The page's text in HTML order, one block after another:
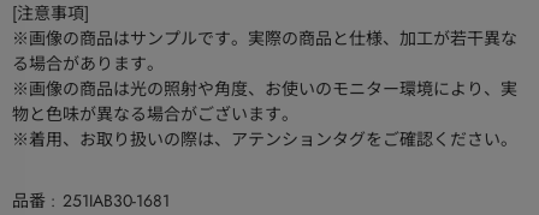
[注意事項]
※画像の商品はサンプルです。実際の商品と仕様、加工が若干異な
る場合があります。
※画像の商品は光の照射や角度、お使いのモニター環境により、実
物と色味が異なる場合がございます。
※着用、お取り扱いの際は、アテンションタグをご確認ください。
品番
251IAB30-1681